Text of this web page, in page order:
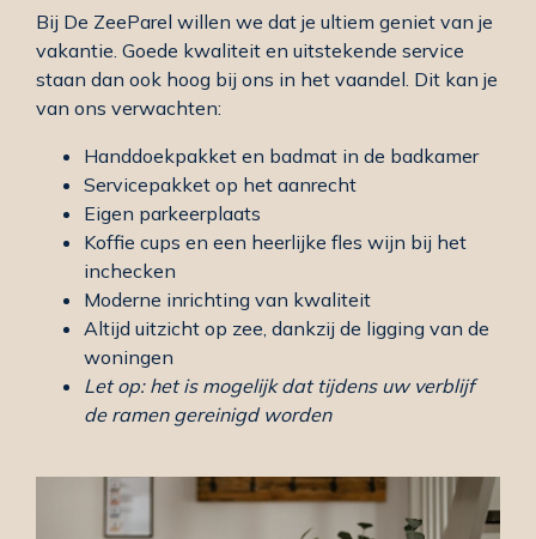
Bij De ZeeParel willen we dat je ultiem geniet van je
vakantie. Goede kwaliteit en uitstekende service
staan dan ook hoog bij ons in het vaandel. Dit kan je
van ons verwachten:
Handdoekpakket en badmat in de badkamer
Servicepakket op het aanrecht
Eigen parkeerplaats
Koffie cups en een heerlijke fles wijn bij het
inchecken
Moderne inrichting van kwaliteit
Altijd uitzicht op zee, dankzij de ligging van de
woningen
Let op: het is mogelijk dat tijdens uw verblijf
de ramen gereinigd worden